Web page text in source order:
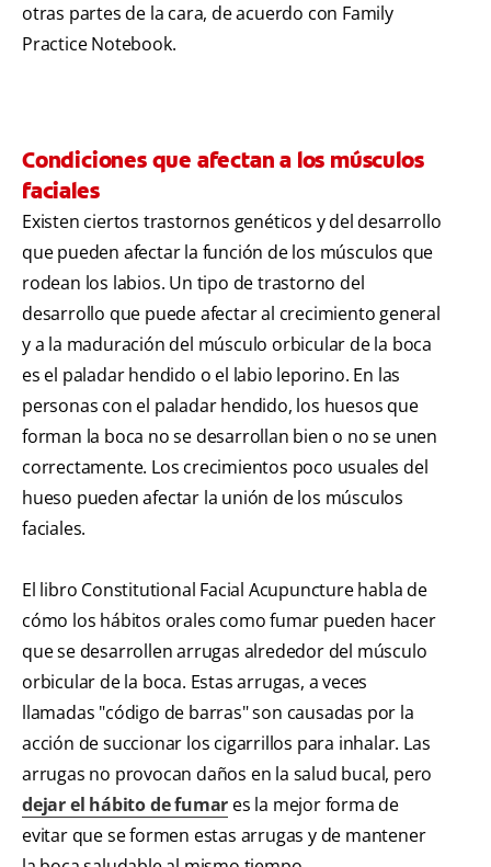
otras partes de la cara, de acuerdo con Family
Practice Notebook.
Condiciones que afectan a los músculos
faciales
Existen ciertos trastornos genéticos y del desarrollo
que pueden afectar la función de los músculos que
rodean los labios. Un tipo de trastorno del
desarrollo que puede afectar al crecimiento general
y a la maduración del músculo orbicular de la boca
es el paladar hendido o el labio leporino. En las
personas con el paladar hendido, los huesos que
forman la boca no se desarrollan bien o no se unen
correctamente. Los crecimientos poco usuales del
hueso pueden afectar la unión de los músculos
faciales.
El libro Constitutional Facial Acupuncture habla de
cómo los hábitos orales como fumar pueden hacer
que se desarrollen arrugas alrededor del músculo
orbicular de la boca. Estas arrugas, a veces
llamadas "código de barras" son causadas por la
acción de succionar los cigarrillos para inhalar. Las
arrugas no provocan daños en la salud bucal, pero
dejar el hábito de fumar es la mejor forma de
evitar que se formen estas arrugas y de mantener